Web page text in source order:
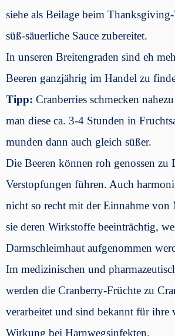
siehe als Beilage beim
süß-säuerliche Sauce zubereitet.
In unseren Breitengraden sind eh
Beeren ganzjährig im Handel zu
Tipp: Cranberries schmecken
man diese ca. 3-4 Stunden in
munden dann auch gleich süßer.
Die Beeren können roh genossen zu
Verstopfungen führen. Auch
nicht so recht mit der Einnahme von
sie deren Wirkstoffe beeinträchtig,
Darmschleimhaut aufgenommen
Im medizinischen und
werden die Cranberry-Früchte zu
verarbeitet und sind bekannt für ihre
Wirkung bei Harnwegsinfekten.